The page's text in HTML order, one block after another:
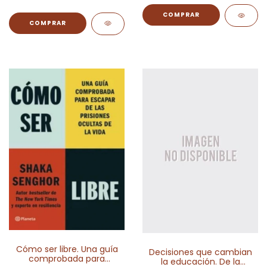
Cómo ser libre. Una guía
comprobada para
Decisiones que cambian
la educación. De la